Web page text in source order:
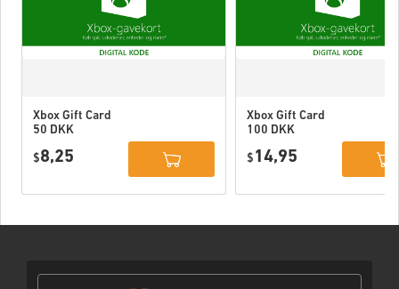
Xbox Gift Card
50 DKK
$8,25
Xbox Gift Card
100 DKK
$ 14,95